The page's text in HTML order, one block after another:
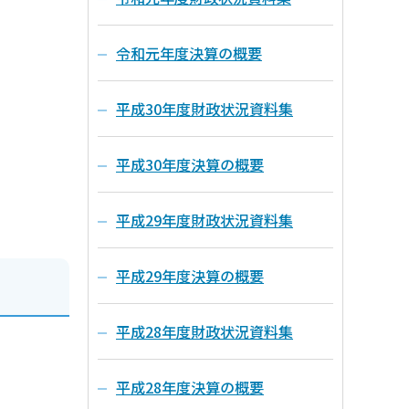
令和元年度決算の概要
平成30年度財政状況資料集
平成30年度決算の概要
平成29年度財政状況資料集
平成29年度決算の概要
平成28年度財政状況資料集
平成28年度決算の概要